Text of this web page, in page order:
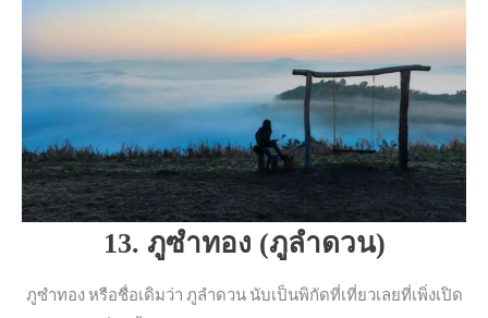
13. ภูซำทอง (ภูลำดวน)
ภูซำทอง หรือชื่อเดิมว่า ภูลำดวน นับเป็นพิกัดที่เที่ยวเลยที่เพิ่งเปิด